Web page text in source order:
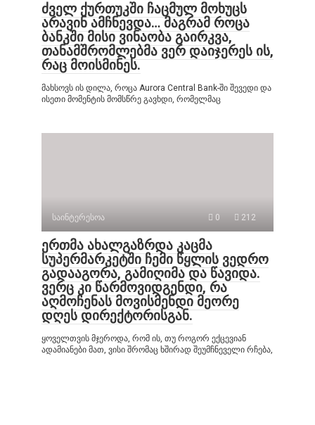
ძველ ქურთუკში ჩაცმულ მოხუცს
არავინ ამჩნევდა… მაგრამ როცა
ბანკში მისი ვინაობა გაირკვა,
თანამშრომლებმა ვერ დაიჯერეს ის,
რაც მოისმინეს.
მახსოვს ის დილა, როცა Aurora Central Bank-ში შევედი და
ისეთი მომენტის მომსწრე გავხდი, რომელმაც
საინტერესოა 0 212
ერთმა ახალგაზრდა კაცმა
სუპერმარკეტში ჩემი წყლის ვედრო
გადააგორა, გამიღიმა და წავიდა.
ვერც კი წარმოვიდგენდი, რა
აღმოჩენას მოვისმენდი მეორე
დღეს დირექტორისგან.
ყოველთვის მჯეროდა, რომ ის, თუ როგორ ექცევიან
ადამიანები მათ, ვისი შრომაც ხშირად შეუმჩნეველი რჩება,